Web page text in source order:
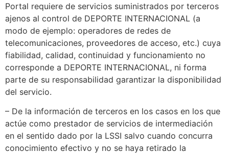
Portal requiere de servicios suministrados por terceros
ajenos al control de DEPORTE INTERNACIONAL (a
modo de ejemplo: operadores de redes de
telecomunicaciones, proveedores de acceso, etc.) cuya
fiabilidad, calidad, continuidad y funcionamiento no
corresponde a DEPORTE INTERNACIONAL, ni forma
parte de su responsabilidad garantizar la disponibilidad
del servicio.
– De la información de terceros en los casos en los que
actúe como prestador de servicios de intermediación
en el sentido dado por la LSSI salvo cuando concurra
conocimiento efectivo y no se haya retirado la